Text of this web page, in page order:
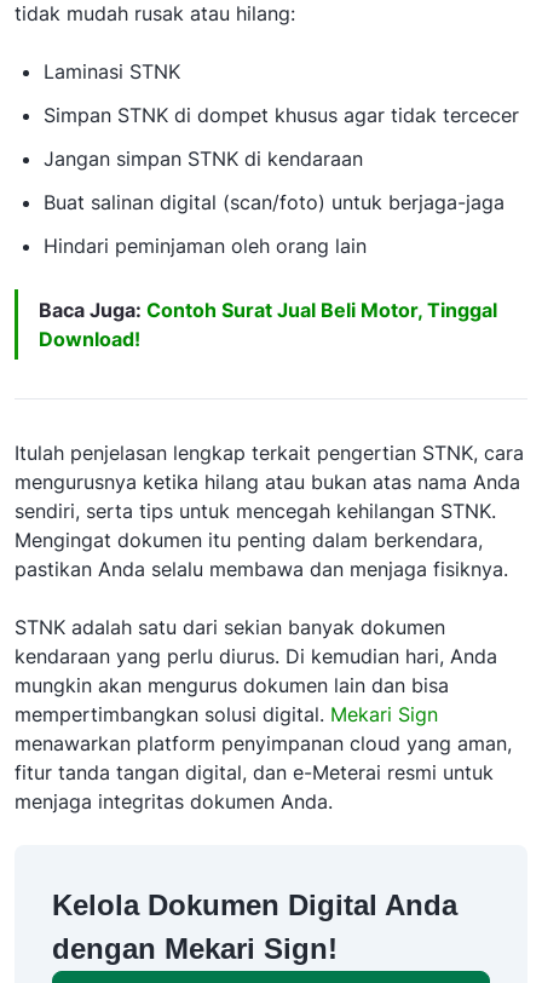
tidak mudah rusak atau hilang:
Laminasi STNK
Simpan STNK di dompet khusus agar tidak tercecer
Jangan simpan STNK di kendaraan
Buat salinan digital (scan/foto) untuk berjaga-jaga
Hindari peminjaman oleh orang lain
Baca Juga: Contoh Surat Jual Beli Motor, Tinggal
Download!
Itulah penjelasan lengkap terkait pengertian STNK, cara
mengurusnya ketika hilang atau bukan atas nama Anda
sendiri, serta tips untuk mencegah kehilangan STNK.
Mengingat dokumen itu penting dalam berkendara,
pastikan Anda selalu membawa dan menjaga fisiknya.
STNK adalah satu dari sekian banyak dokumen
kendaraan yang perlu diurus. Di kemudian hari, Anda
mungkin akan mengurus dokumen lain dan bisa
mempertimbangkan solusi digital. Mekari Sign
menawarkan platform penyimpanan cloud yang aman,
fitur tanda tangan digital, dan e-Meterai resmi untuk
menjaga integritas dokumen Anda.
Kelola Dokumen Digital Anda
dengan Mekari Sign!